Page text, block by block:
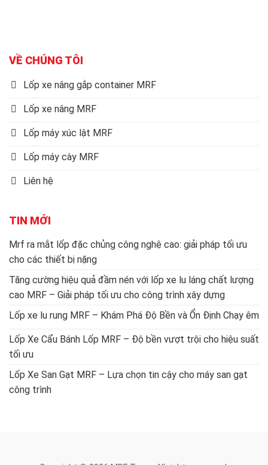
VỀ CHÚNG TÔI
Lốp xe nâng gắp container MRF
Lốp xe nâng MRF
Lốp máy xúc lật MRF
Lốp máy cày MRF
Liên hệ
TIN MỚI
Mrf ra mắt lốp đặc chủng công nghệ cao: giải pháp tối ưu
cho các thiết bị nặng
Tăng cường hiệu quả đầm nén với lốp xe lu láng chất lượng
cao MRF – Giải pháp tối ưu cho công trình xây dựng
Lốp xe lu rung MRF – Khám Phá Độ Bền và Ổn Định Chạy êm
Lốp Xe Cẩu Bánh Lốp MRF – Độ bền vượt trội cho hiệu suất
tối ưu
Lốp Xe San Gạt MRF – Lựa chọn tin cậy cho máy san gạt
công trình